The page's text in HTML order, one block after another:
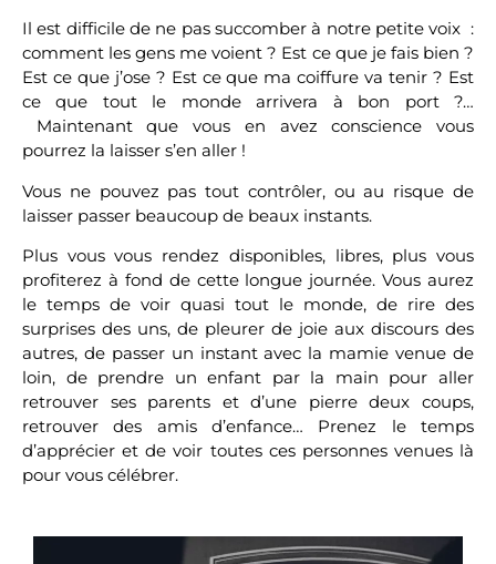
Il est difficile de ne pas succomber à notre petite voix :
comment les gens me voient ? Est ce que je fais bien ?
Est ce que j’ose ? Est ce que ma coiffure va tenir ? Est
ce que tout le monde arrivera à bon port ?…
Maintenant que vous en avez conscience vous
pourrez la laisser s’en aller !
Vous ne pouvez pas tout contrôler, ou au risque de
laisser passer beaucoup de beaux instants.
Plus vous vous rendez disponibles, libres, plus vous
profiterez à fond de cette longue journée. Vous aurez
le temps de voir quasi tout le monde, de rire des
surprises des uns, de pleurer de joie aux discours des
autres, de passer un instant avec la mamie venue de
loin, de prendre un enfant par la main pour aller
retrouver ses parents et d’une pierre deux coups,
retrouver des amis d’enfance… Prenez le temps
d’apprécier et de voir toutes ces personnes venues là
pour vous célébrer.